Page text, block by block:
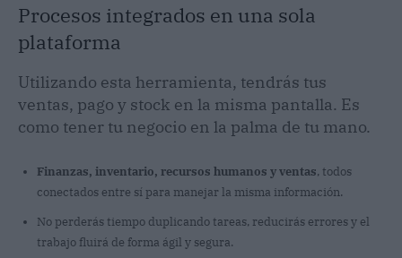
Procesos integrados en una sola
plataforma
Utilizando esta herramienta, tendrás tus
ventas, pago y stock en la misma pantalla. Es
como tener tu negocio en la palma de tu mano.
Finanzas, inventario, recursos humanos y ventas, todos
conectados entre sí para manejar la misma información.
No perderás tiempo duplicando tareas, reducirás errores y el
trabajo fluirá de forma ágil y segura.